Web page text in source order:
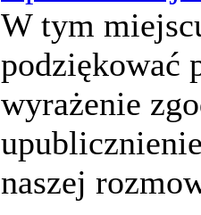
W tym
podziękować
wyrażenie
naszej